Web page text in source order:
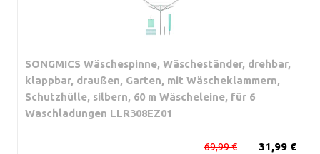
SONGMICS Wäschespinne, Wäscheständer, drehbar,
klappbar, draußen, Garten, mit Wäscheklammern,
Schutzhülle, silbern, 60 m Wäscheleine, für 6
Waschladungen LLR308EZ01
31,99 €
69,99 €